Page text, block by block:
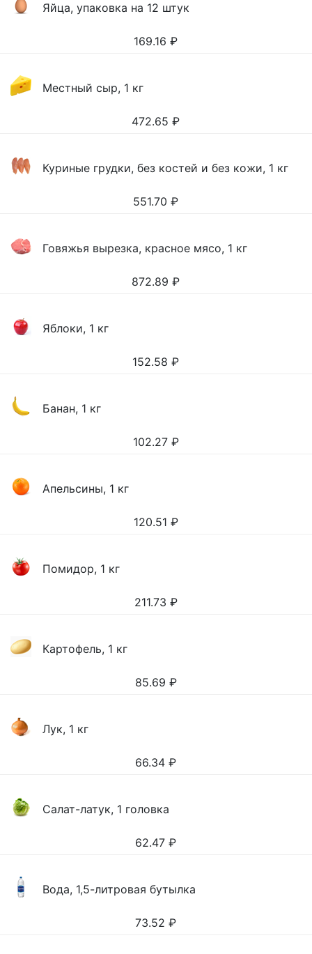
Яйца, упаковка на 12 штук
169.16 ₽
Местный сыр, 1 кг
472.65 ₽
Куриные грудки, без костей и без кожи, 1 кг
551.70 ₽
Говяжья вырезка, красное мясо, 1 кг
872.89 ₽
Яблоки, 1 кг
152.58 ₽
Банан, 1 кг
102.27 ₽
Апельсины, 1 кг
120.51 ₽
Помидор, 1 кг
211.73 ₽
Картофель, 1 кг
85.69 ₽
Лук, 1 кг
66.34 ₽
Салат-латук, 1 головка
62.47 ₽
Вода, 1,5-литровая бутылка
73.52 ₽